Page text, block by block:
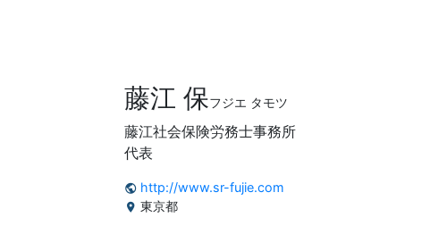
藤江 保フジエ タモツ
藤江社会保険労務士事務所
代表
public http://www.sr-fujie.com
location_on 東京都